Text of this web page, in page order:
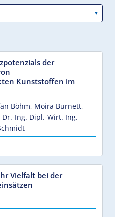
der
Kunststoffen im
Böhm, Moira Burnett,
Dr.-Ing. Dipl.-Wirt. Ing.
Vielfalt bei der